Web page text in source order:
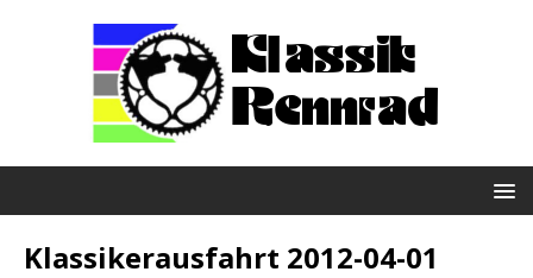
Klassikerausfahrt 2012-04-01